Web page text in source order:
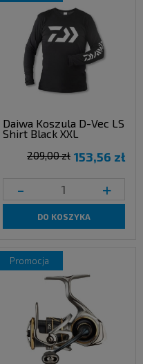
Daiwa Koszula D-Vec LS
Shirt Black XXL
153,56 zł
209,00 zł
- +
DO KOSZYKA
promocja